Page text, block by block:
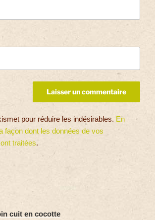
pour réduire les indésirables. En
façon dont les données de vos
traitées.
cuit en cocotte